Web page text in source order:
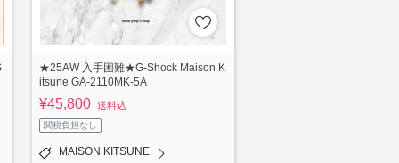
★25AW 入手困難★G-Shock Maison K
itsune GA-2110MK-5A
¥45,800 送料込
関税負担なし
MAISON KITSUNE